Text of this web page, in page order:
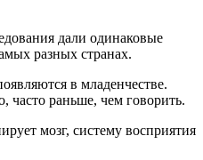
дали одинаковые
разных странах.
в младенчестве.
часто раньше, чем говорить.
мозг, систему восприятия